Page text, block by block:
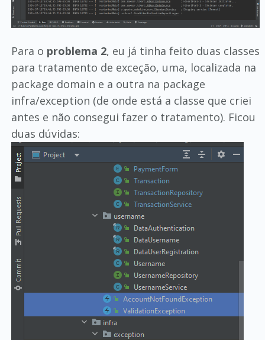
Para o problema 2, eu já tinha feito duas classes
para tratamento de exceção, uma, localizada na
package domain e a outra na package
infra/exception (de onde está a classe que criei
antes e não consegui fazer o tratamento). Ficou
duas dúvidas: